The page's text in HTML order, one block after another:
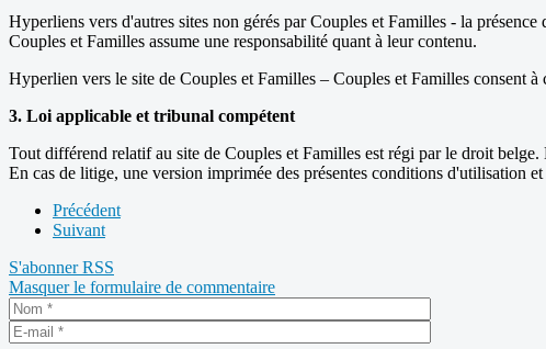
Hyperliens vers d'autres sites non gérés par Couples et Familles - la
Couples et Familles assume une responsabilité quant à leur contenu.
Hyperlien vers le site de Couples et Familles – Couples et Familles consent
3. Loi applicable et tribunal compétent
Tout différend relatif au site de Couples et Familles est régi par le droit
En cas de litige, une version imprimée des présentes conditions d'utilisation
Précédent
Suivant
S'abonnerRSS
Masquer le formulaire de commentaire